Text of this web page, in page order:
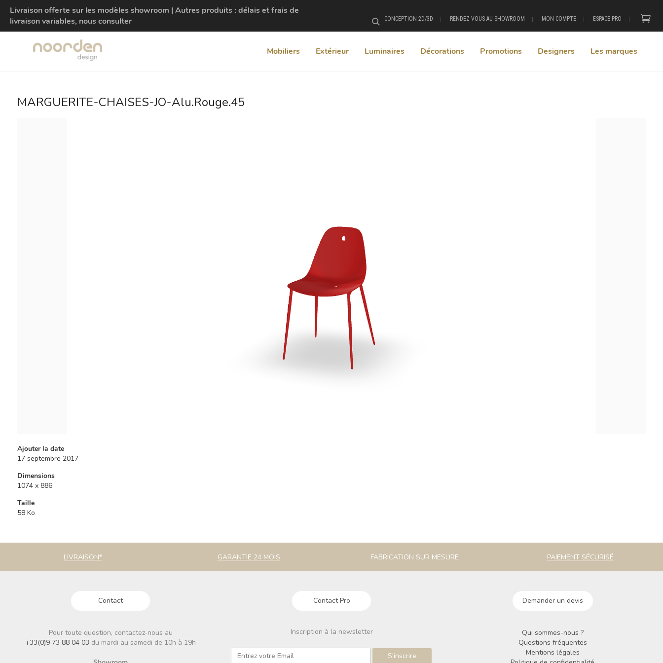
Livraison offerte sur les modèles showroom | Autres produits : délais et frais de
livraison variables, nous consulter
CONCEPTION 2D/3D RENDEZ-VOUS AU SHOWROOM MON COMPTE ESPACE PRO
Mobiliers Extérieur Luminaires Décorations Promotions Designers Les marques
Rechercher
MARGUERITE-CHAISES-JO-Alu.Rouge.45
Ajouter la date
17 septembre 2017
Dimensions
1074 x 886
Taille
58 Ko
LIVRAISON* GARANTIE 24 MOIS FABRICATION SUR MESURE PAIEMENT SÉCURISÉ
Contact Contact Pro Demander un devis
Pour toute question, contactez-nous au
+33(0)9 73 88 04 03 du mardi au samedi de 10h à 19h
Inscription à la newsletter
Qui sommes-nous ?
Questions fréquentes
Mentions légales